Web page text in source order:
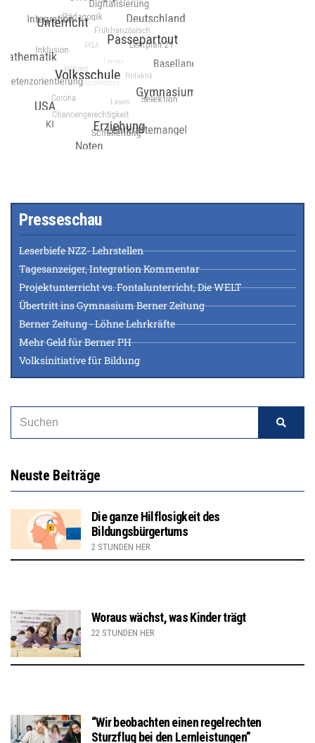
Presseschau
Leserbiefe NZZ- Lehrstellen
Tagesanzeiger, Integration Kommentar
Projektunterricht vs. Fontalunterricht, Die WELT
Übertritt ins Gymnasium Berner Zeitung
Berner Zeitung - Löhne Lehrkräfte
Mehr Geld für Berner PH
Volksinitiative für Bildung
Neuste Beiträge
Die ganze Hilflosigkeit des
Bildungsbürgertums
2 STUNDEN HER
Woraus wächst, was Kinder trägt
22 STUNDEN HER
“Wir beobachten einen regelrechten
Sturzflug bei den Lernleistungen”